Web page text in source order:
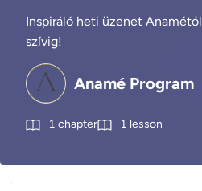
Inspiráló heti üzenet
szívig!
Anamé Program
1 chapter 1 lesson